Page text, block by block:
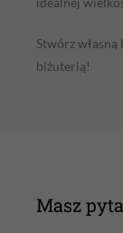
Stwórz
biżuterią!
Masz